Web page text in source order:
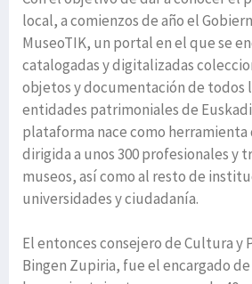
local, a comienzos de año el
MuseoTIK, un portal en el que se
catalogadas y digitalizadas
objetos y documentación de todos
entidades patrimoniales de
plataforma nace como
dirigida a unos 300 profesionales y
museos, así como al resto de
universidades y ciudadanía.
El entonces consejero de Cultura
Bingen Zupiria, fue el encargado